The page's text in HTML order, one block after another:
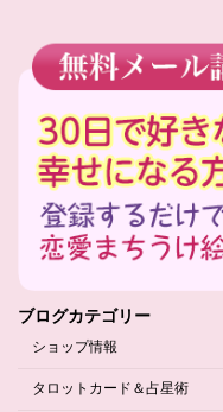
ブログカテゴリー
ショップ情報
タロットカード＆占星術